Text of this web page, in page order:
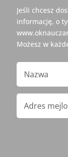
Jeśli chcesz
informację, o
Możesz w